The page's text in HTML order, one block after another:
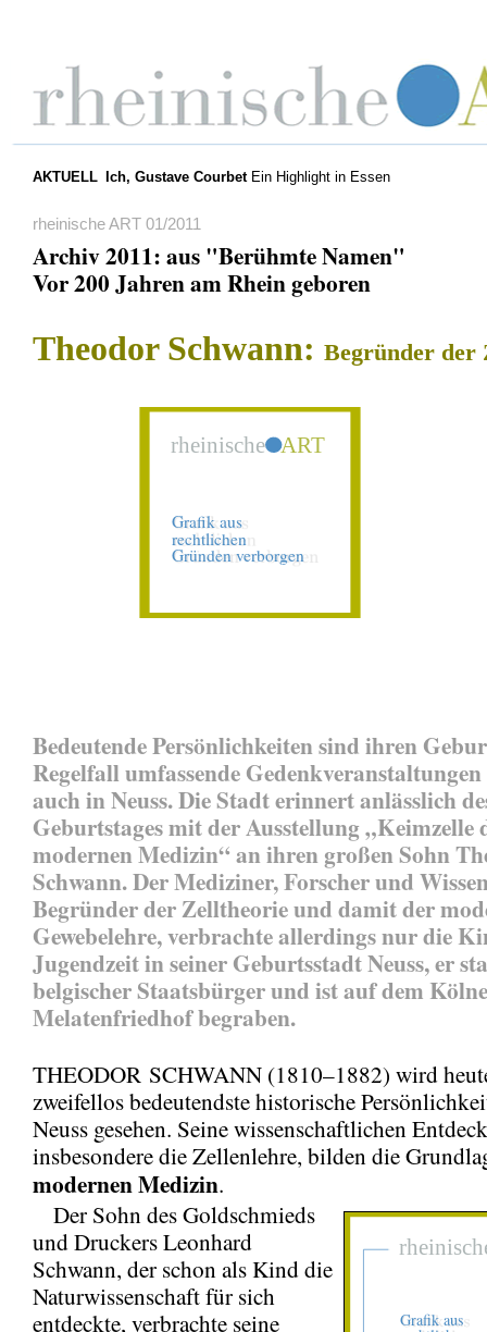
AKTUELL Ich, Gustave CourbetEin Highlight in Essen
rheinische ART 01/2011
Archiv 2011: aus "Berühmte Namen"
Vor 200 Jahren am Rhein geboren
Theodor Schwann: Begründer der
Bedeutende Persönlichkeiten sind ihren
Regelfall umfassende
auch in Neuss. Die Stadt erinnert anlässlich
Geburtstages mit der Ausstellung „Keimzelle
modernen Medizin“ an ihren großen Sohn
Schwann. Der Mediziner, Forscher und
Begründer der Zelltheorie und damit der
Gewebelehre, verbrachte allerdings nur die
Jugendzeit in seiner Geburtsstadt Neuss, er
belgischer Staatsbürger und ist auf dem
Melatenfriedhof begraben.
THEODOR SCHWANN (1810–1882) wird
zweifellos bedeutendste historische
Neuss gesehen. Seine wissenschaftlichen
insbesondere die Zellenlehre, bilden die
modernen Medizin.
Der Sohn des Goldschmieds
und Druckers Leonhard
Schwann, der schon als Kind die
Naturwissenschaft für sich
entdeckte, verbrachte seine